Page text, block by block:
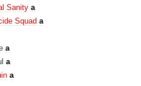
Sanity a
Squad a
a
a
a